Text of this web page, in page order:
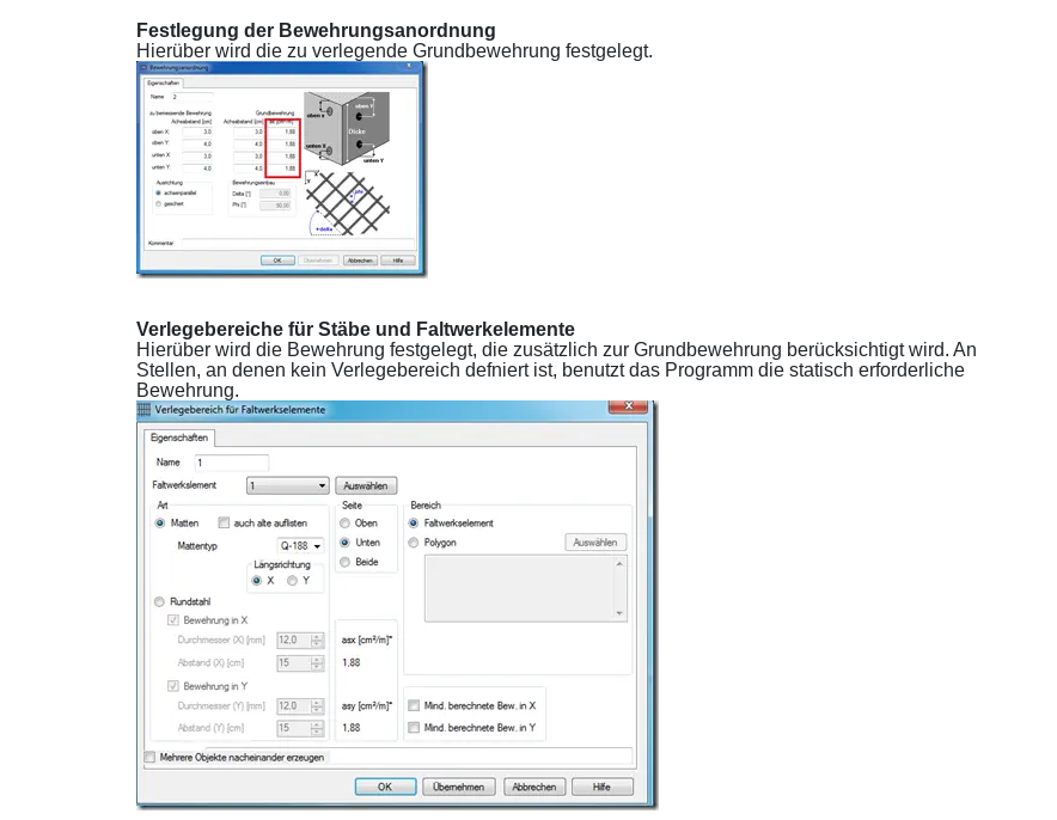
Festlegung der Bewehrungsanordnung
Hierüber wird die zu verlegende Grundbewehrung festgelegt.
Verlegebereiche für Stäbe und Faltwerkelemente
Hierüber wird die Bewehrung festgelegt, die zusätzlich zur Grundbewehrung berücksichtigt wird. An
Stellen, an denen kein Verlegebereich defniert ist, benutzt das Programm die statisch erforderliche
Bewehrung.